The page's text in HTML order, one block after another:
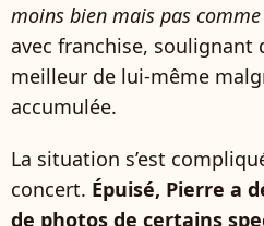
moins bien mais pas
avec franchise, soulignant
meilleur de lui-même
accumulée.
La situation s’est
concert. Épuisé, Pierre a
de photos de certains